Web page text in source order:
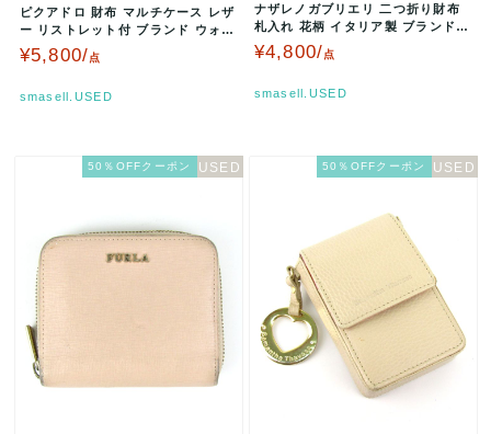
ピクアドロ 財布 マルチケース レザ
ー リストレット付 ブランド ウォレ
ット レディース アイボリー…
¥5,800/点
smasell.USED
ナザレノガブリエリ 二つ折り財布
札入れ 花柄 イタリア製 ブランド
ウォレット レディース ネイビ…
¥4,800/点
smasell.USED
50％OFFクーポン 50％OFFクーポン